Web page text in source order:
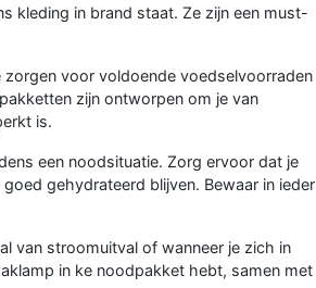
kleding in brand staat. Ze zijn een must-
zorgen voor voldoende voedselvoorraden
zijn ontworpen om je van
is.
een noodsituatie. Zorg ervoor dat je
gehydrateerd blijven. Bewaar in ieder
van stroomuitval of wanneer je zich in
in ke noodpakket hebt, samen met